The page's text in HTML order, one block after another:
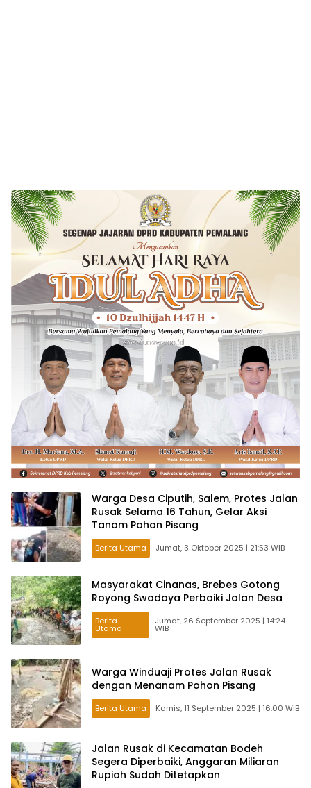
Warga Desa Ciputih, Salem, Protes Jalan
Rusak Selama 16 Tahun, Gelar Aksi
Tanam Pohon Pisang
Berita Utama Jumat, 3 Oktober 2025 | 21:53 WIB
Masyarakat Cinanas, Brebes Gotong
Royong Swadaya Perbaiki Jalan Desa
Berita
Utama
Jumat, 26 September 2025 | 14:24
WIB
Warga Winduaji Protes Jalan Rusak
dengan Menanam Pohon Pisang
Berita Utama Kamis, 11 September 2025 | 16:00 WIB
Jalan Rusak di Kecamatan Bodeh
Segera Diperbaiki, Anggaran Miliaran
Rupiah Sudah Ditetapkan